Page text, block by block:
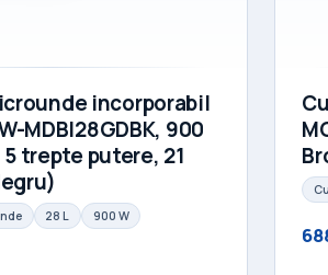
incorporabil
MDBI28GDBK, 900
trepte putere, 21
28 L 900 W